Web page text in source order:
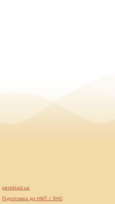
pereklad.ua
Підготовка до НМТ / ЗНО